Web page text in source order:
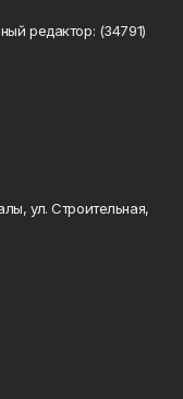
редактор: (34791)
ул. Строительная,